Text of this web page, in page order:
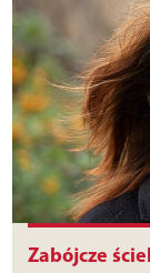
Zabójcze